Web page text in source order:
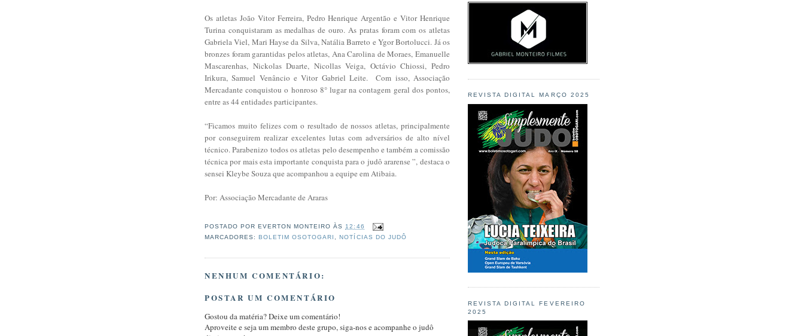
Os atletas João Vitor Ferreira, Pedro Henrique Argentão e Vitor Henrique
Turina conquistaram as medalhas de ouro. As pratas foram com os atletas
Gabriela Viel, Mari Hayse da Silva, Natália Barreto e Ygor Bortolucci. Já os
bronzes foram garantidas pelos atletas, Ana Carolina de Moraes, Emanuelle
Mascarenhas, Nickolas Duarte, Nicollas Veiga, Octávio Chiossi, Pedro
Irikura, Samuel Venâncio e Vitor Gabriel Leite. Com isso, Associação
Mercadante conquistou o honroso 8° lugar na contagem geral dos pontos,
entre as 44 entidades participantes.
“Ficamos muito felizes com o resultado de nossos atletas, principalmente
por conseguirem realizar excelentes lutas com adversários de alto nível
técnico. Parabenizo todos os atletas pelo desempenho e também a comissão
técnica por mais esta importante conquista para o judô ararense ”, destaca o
sensei Kleybe Souza que acompanhou a equipe em Atibaia.
Por: Associação Mercadante de Araras
POSTADO POR EVERTON MONTEIRO ÀS12:46
MARCADORES:BOLETIM OSOTOGARI ,NOTÍCIAS DO JUDÔ
NENHUM COMENTÁRIO:
POSTAR UM COMENTÁRIO
Gostou da matéria? Deixe um comentário!
Aproveite e seja um membro deste grupo, siga-nos e acompanhe o judô
REVISTA DIGITAL MARÇO 2025
REVISTA DIGITAL FEVEREIRO
2025